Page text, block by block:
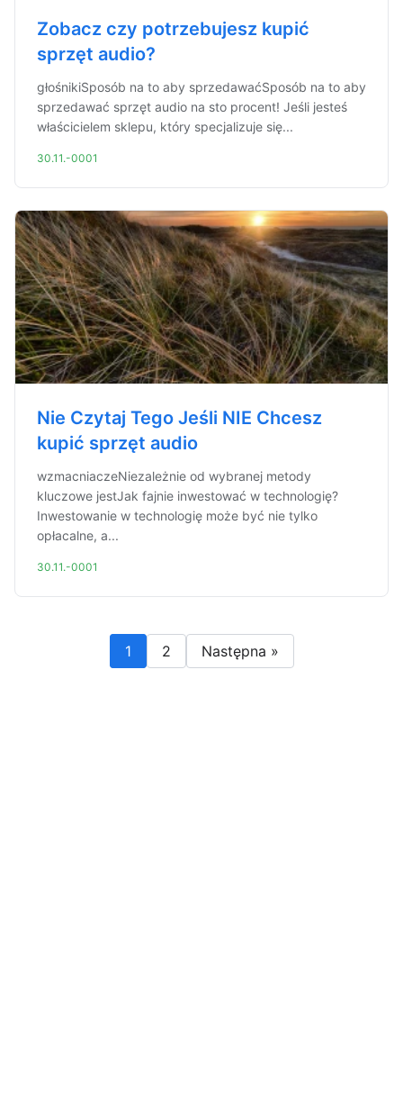
Zobacz czy potrzebujesz kupić
sprzęt audio?
głośnikiSposób na to aby sprzedawaćSposób na to aby
sprzedawać sprzęt audio na sto procent! Jeśli jesteś
właścicielem sklepu, który specjalizuje się...
30.11.-0001
Nie Czytaj Tego Jeśli NIE Chcesz
kupić sprzęt audio
wzmacniaczeNiezależnie od wybranej metody
kluczowe jestJak fajnie inwestować w technologię?
Inwestowanie w technologię może być nie tylko
opłacalne, a...
30.11.-0001
1 2 Następna »